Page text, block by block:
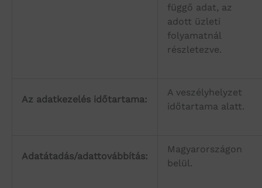
függő adat, az
adott üzleti
folyamatnál
részletezve.
Az adatkezelés időtartama:
A veszélyhelyzet
időtartama alatt.
Adatátadás/adattovábbítás:
Magyarországon
belül.